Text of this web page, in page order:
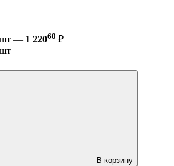
шт — 1 22060 ₽
В корзину